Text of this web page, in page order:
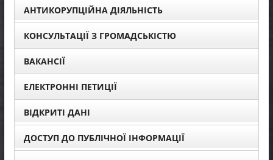
АНТИКОРУПЦІЙНА ДІЯЛЬНІСТЬ
КОНСУЛЬТАЦІЇ З ГРОМАДСЬКІСТЮ
ВАКАНСІЇ
ЕЛЕКТРОННІ ПЕТИЦІЇ
ВІДКРИТІ ДАНІ
ДОСТУП ДО ПУБЛІЧНОЇ ІНФОРМАЦІЇ